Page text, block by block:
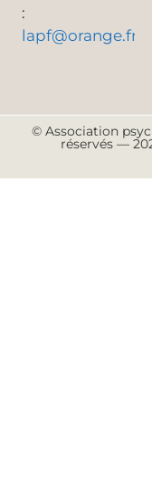
:
lapf@orange.fr
© Association
réservés —